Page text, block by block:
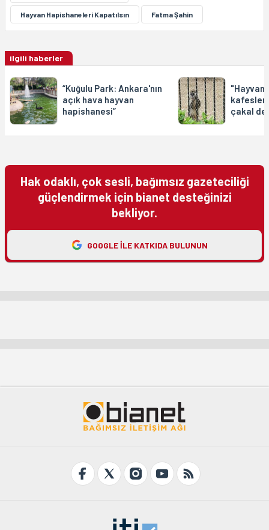
Hayvan Hapishaneleri Kapatılsın Fatma Şahin
ilgili haberler
“Kuğulu Park: Ankara'nın
açık hava hayvan
hapishanesi”
çakal
Hak odaklı, çok sesli, bağımsız gazeteciliği
güçlendirmek için bianet desteğinizi
bekliyor.
GOOGLE ILE KATKIDA BULUNUN